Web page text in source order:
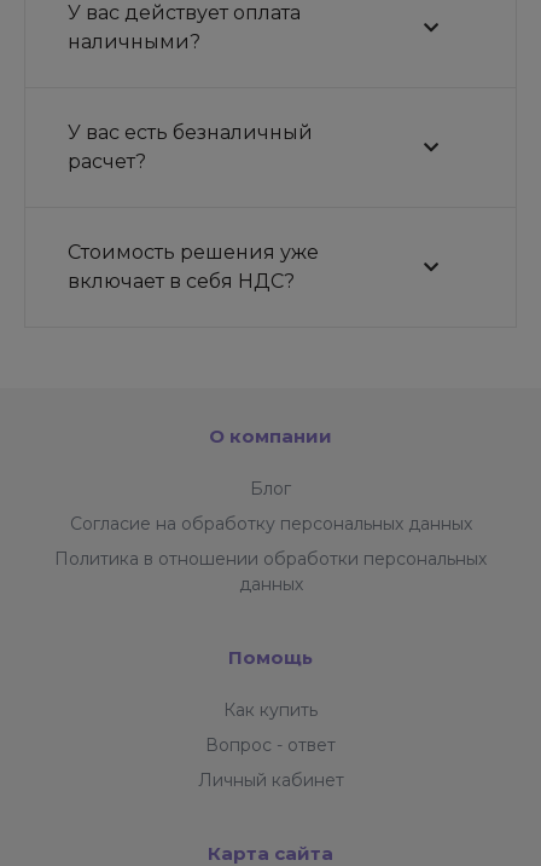
У вас действует оплата
наличными?
У вас есть безналичный
расчет?
Стоимость решения уже
включает в себя НДС?
О компании
Блог
Согласие на обработку персональных данных
Политика в отношении обработки персональных
данных
Помощь
Как купить
Вопрос - ответ
Личный кабинет
Карта сайта